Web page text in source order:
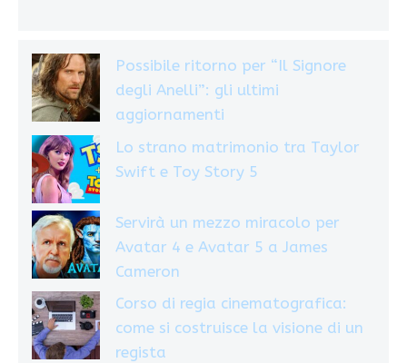
Possibile ritorno per “Il Signore
degli Anelli”: gli ultimi
aggiornamenti
Lo strano matrimonio tra Taylor
Swift e Toy Story 5
Servirà un mezzo miracolo per
Avatar 4 e Avatar 5 a James
Cameron
Corso di regia cinematografica:
come si costruisce la visione di un
regista